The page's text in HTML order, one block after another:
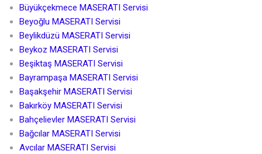
Büyükçekmece MASERATI Servisi
Beyoğlu MASERATI Servisi
Beylikdüzü MASERATI Servisi
Beykoz MASERATI Servisi
Beşiktaş MASERATI Servisi
Bayrampaşa MASERATI Servisi
Başakşehir MASERATI Servisi
Bakırköy MASERATI Servisi
Bahçelievler MASERATI Servisi
Bağcılar MASERATI Servisi
Avcılar MASERATI Servisi